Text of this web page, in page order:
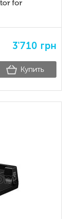
for
3'710 грн
Купить